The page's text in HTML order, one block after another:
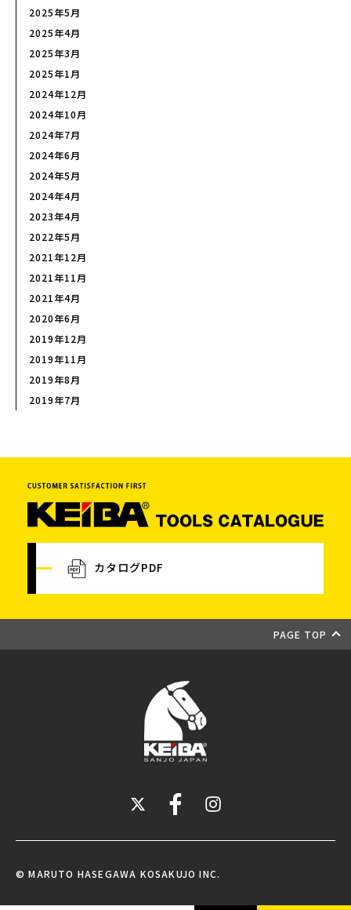
2025年5月
2025年4月
2025年3月
2025年1月
2024年12月
2024年10月
2024年7月
2024年6月
2024年5月
2024年4月
2023年4月
2022年5月
2021年12月
2021年11月
2021年4月
2020年6月
2019年12月
2019年11月
2019年8月
2019年7月
カタログPDF
PAGE TOP
© MARUTO HASEGAWA KOSAKUJO INC.